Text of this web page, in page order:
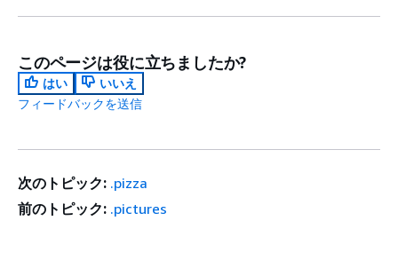
このページは役に立ちましたか?
はい
いいえ
フィードバックを送信
次のトピック: .pizza
前のトピック: .pictures